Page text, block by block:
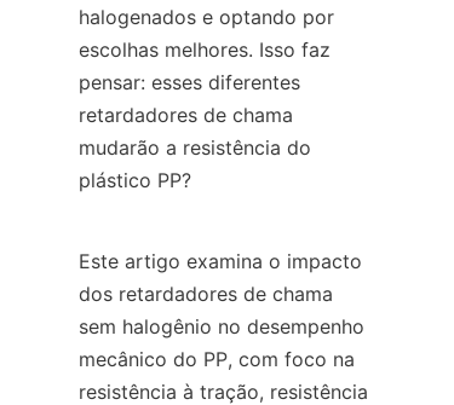
halogenados e optando por
escolhas melhores. Isso faz
pensar: esses diferentes
retardadores de chama
mudarão a resistência do
plástico PP?
Este artigo examina o impacto
dos retardadores de chama
sem halogênio no desempenho
mecânico do PP, com foco na
resistência à tração, resistência